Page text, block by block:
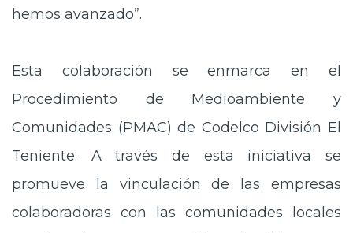
hemos avanzado”.
Esta colaboración se enmarca en el
Procedimiento de Medioambiente y
Comunidades (PMAC) de Codelco División El
Teniente. A través de esta iniciativa se
promueve la vinculación de las empresas
colaboradoras con las comunidades locales